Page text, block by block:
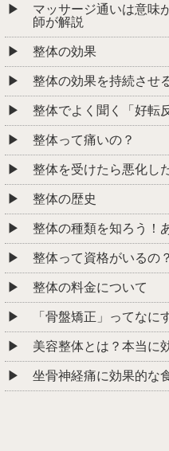
マッサージ通いは意味
師が解説
整体の効果
整体の効果を持続させ
整体でよく聞く「好転
整体って痛いの？
整体を受けたら悪化し
整体の歴史
整体の種類を知ろう！
整体って資格がいるの
整体の料金について
「骨盤矯正」ってなに
美容整体とは？本当に
坐骨神経痛に効果的な